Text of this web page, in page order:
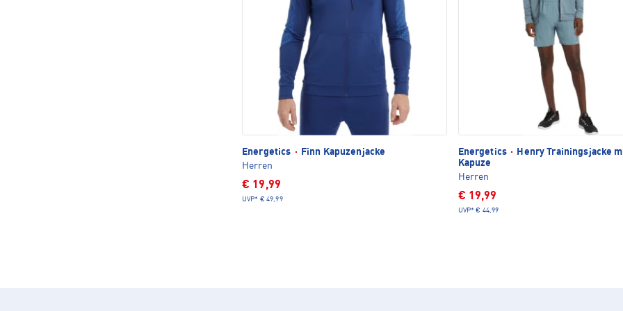
Energetics ·
Finn Kapuzenjacke
Herren
€ 19,99
UVP* € 49,99
Energetics ·
Henry Trainingsjacke
Kapuze
Herren
€ 19,99
UVP* € 44,99